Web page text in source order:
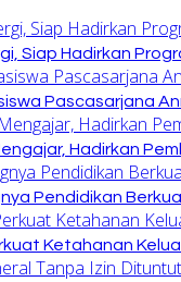
Siap Hadirkan
Pascasarjana
Hadirkan
Pendidikan
Ketahanan